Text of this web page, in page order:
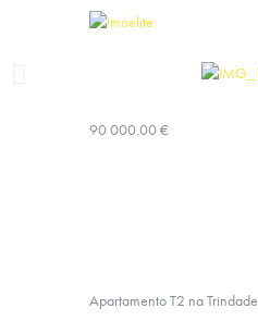
90 000.00 €
Apartamento T2 na Trindade